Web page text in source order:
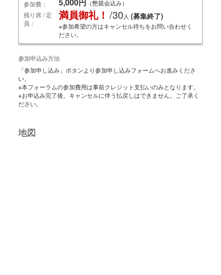
参加費： 5,000円 （懇親会込み）
残り席 / 定
員：
満員御礼！ /30 人(募集終了)
※参加希望の方はキャンセル待ちをお問い合わせく
ださい。
参加申込み方法
「参加申し込み」ボタンより参加申し込みフォームへお進みくださ
い。
※本フォーラムの参加費用は事前クレジット支払いのみとなります。
※お申込み完了後、キャンセルに伴う払戻しはできません。ご了承く
ださい。
地図